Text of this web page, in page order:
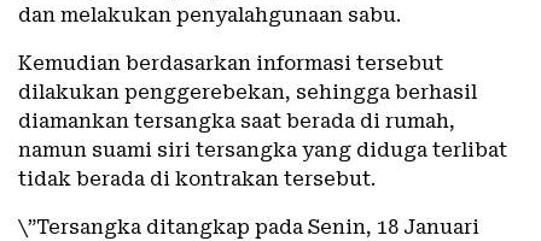
dan melakukan penyalahgunaan sabu.
Kemudian berdasarkan informasi tersebut
dilakukan penggerebekan, sehingga berhasil
diamankan tersangka saat berada di rumah,
namun suami siri tersangka yang diduga terlibat
tidak berada di kontrakan tersebut.
\”Tersangka ditangkap pada Senin, 18 Januari